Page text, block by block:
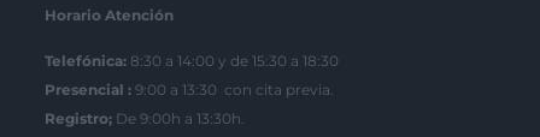
Horario Atención
Telefónica: 8:30 a 14:00 y de 15:30 a 18:30
Presencial : 9:00 a 13:30 con cita previa.
Registro; De 9:00h a 13:30h.